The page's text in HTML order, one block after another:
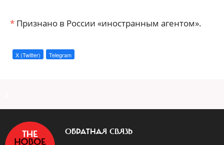
* Признано в России «иностранным агентом».
X (Twitter) Telegram
ОБРАТНАЯ СВЯЗЬ